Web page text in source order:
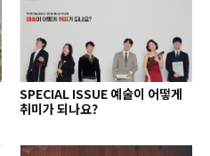
SPECIAL ISSUE 예술이 어떻게
취미가 되나요?